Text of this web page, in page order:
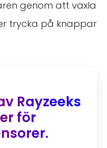
genom att växla
trycka på knappar
Rayzeeks
för